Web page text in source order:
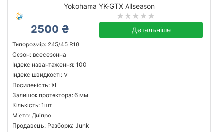
Yokohama YK-GTX Allseason
2500 ₴ Детальніше
Типорозмір: 245/45 R18
Сезон: всесезонна
Індекс навантаження: 100
Індекс швидкості: V
Посиленість: XL
Залишок протектора: 6 мм
Кількість: 1шт
Місто: Дніпро
Продавець: Разборка Junk